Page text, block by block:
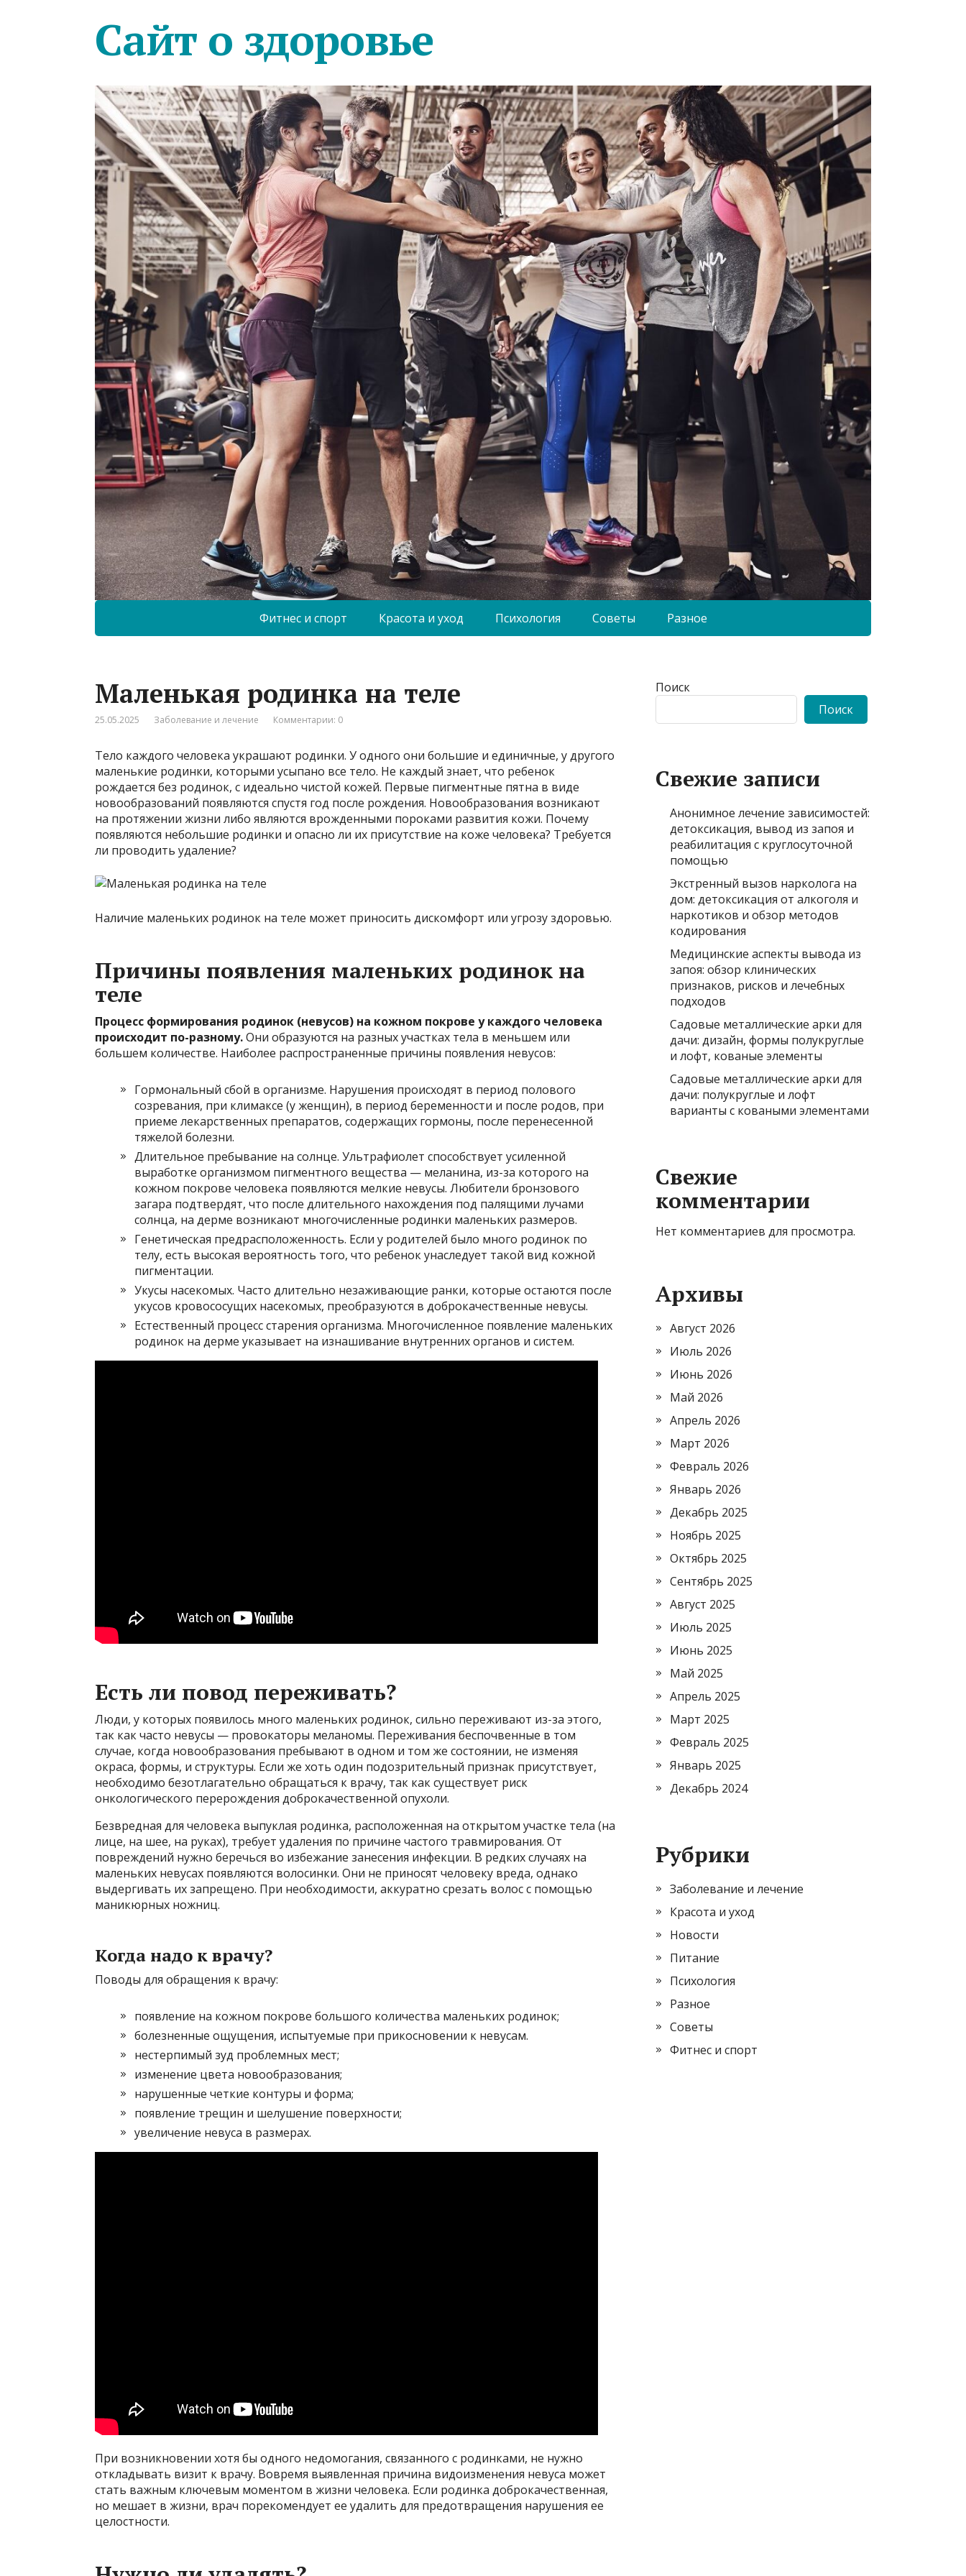
Сайт о здоровье
Фитнес и спорт Красота и уход Психология Советы Разное
Маленькая родинка на теле
25.05.2025 Заболевание и лечение Комментарии: 0
Тело каждого человека украшают родинки. У одного они большие и единичные, у другого
маленькие родинки, которыми усыпано все тело. Не каждый знает, что ребенок
рождается без родинок, с идеально чистой кожей. Первые пигментные пятна в виде
новообразований появляются спустя год после рождения. Новообразования возникают
на протяжении жизни либо являются врожденными пороками развития кожи. Почему
появляются небольшие родинки и опасно ли их присутствие на коже человека? Требуется
ли проводить удаление?
Наличие маленьких родинок на теле может приносить дискомфорт или угрозу здоровью.
Причины появления маленьких родинок на
теле
Процесс формирования родинок (невусов) на кожном покрове у каждого человека
происходит по-разному.Они образуются на разных участках тела в меньшем или
большем количестве. Наиболее распространенные причины появления невусов:
Гормональный сбой в организме. Нарушения происходят в период полового
созревания, при климаксе (у женщин), в период беременности и после родов, при
приеме лекарственных препаратов, содержащих гормоны, после перенесенной
тяжелой болезни.
Длительное пребывание на солнце. Ультрафиолет способствует усиленной
выработке организмом пигментного вещества — меланина, из-за которого на
кожном покрове человека появляются мелкие невусы. Любители бронзового
загара подтвердят, что после длительного нахождения под палящими лучами
солнца, на дерме возникают многочисленные родинки маленьких размеров.
Генетическая предрасположенность. Если у родителей было много родинок по
телу, есть высокая вероятность того, что ребенок унаследует такой вид кожной
пигментации.
Укусы насекомых. Часто длительно незаживающие ранки, которые остаются после
укусов кровососущих насекомых, преобразуются в доброкачественные невусы.
Естественный процесс старения организма. Многочисленное появление маленьких
родинок на дерме указывает на изнашивание внутренних органов и систем.
Есть ли повод переживать?
Люди, у которых появилось много маленьких родинок, сильно переживают из-за этого,
так как часто невусы — провокаторы меланомы. Переживания беспочвенные в том
случае, когда новообразования пребывают в одном и том же состоянии, не изменяя
окраса, формы, и структуры. Если же хоть один подозрительный признак присутствует,
необходимо безотлагательно обращаться к врачу, так как существует риск
онкологического перерождения доброкачественной опухоли.
Безвредная для человека выпуклая родинка, расположенная на открытом участке тела (на
лице, на шее, на руках), требует удаления по причине частого травмирования. От
повреждений нужно беречься во избежание занесения инфекции. В редких случаях на
маленьких невусах появляются волосинки. Они не приносят человеку вреда, однако
выдергивать их запрещено. При необходимости, аккуратно срезать волос с помощью
маникюрных ножниц.
Когда надо к врачу?
Поводы для обращения к врачу:
появление на кожном покрове большого количества маленьких родинок;
болезненные ощущения, испытуемые при прикосновении к невусам.
нестерпимый зуд проблемных мест;
изменение цвета новообразования;
нарушенные четкие контуры и форма;
появление трещин и шелушение поверхности;
увеличение невуса в размерах.
При возникновении хотя бы одного недомогания, связанного с родинками, не нужно
откладывать визит к врачу. Вовремя выявленная причина видоизменения невуса может
стать важным ключевым моментом в жизни человека. Если родинка доброкачественная,
но мешает в жизни, врач порекомендует ее удалить для предотвращения нарушения ее
целостности.
Поиск
Поиск
Свежие записи
Анонимное лечение зависимостей:
детоксикация, вывод из запоя и
реабилитация с круглосуточной
помощью
Экстренный вызов нарколога на
дом: детоксикация от алкоголя и
наркотиков и обзор методов
кодирования
Медицинские аспекты вывода из
запоя: обзор клинических
признаков, рисков и лечебных
подходов
Садовые металлические арки для
дачи: дизайн, формы полукруглые
и лофт, кованые элементы
Садовые металлические арки для
дачи: полукруглые и лофт
варианты с коваными элементами
Свежие
комментарии
Нет комментариев для просмотра.
Архивы
Август 2026
Июль 2026
Июнь 2026
Май 2026
Апрель 2026
Март 2026
Февраль 2026
Январь 2026
Декабрь 2025
Ноябрь 2025
Октябрь 2025
Сентябрь 2025
Август 2025
Июль 2025
Июнь 2025
Май 2025
Апрель 2025
Март 2025
Февраль 2025
Январь 2025
Декабрь 2024
Рубрики
Заболевание и лечение
Красота и уход
Новости
Питание
Психология
Разное
Советы
Фитнес и спорт